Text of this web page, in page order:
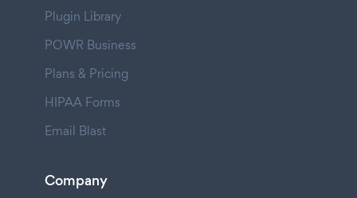
Plugin Library
POWR Business
Plans & Pricing
HIPAA Forms
Email Blast
Company